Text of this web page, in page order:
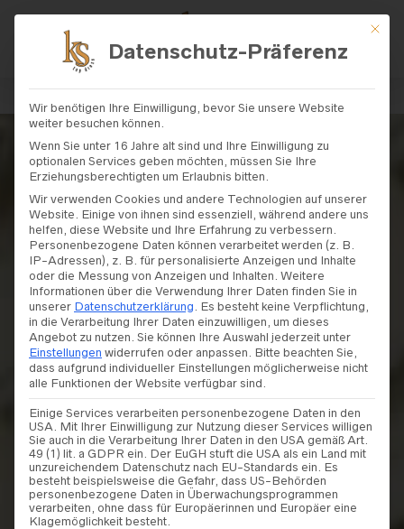
Mit
Datenschutz-Präferenz
Wir benötigen Ihre Einwilligung, bevor Sie unsere Website
weiter besuchen können.
Wenn Sie unter 16 Jahre alt sind und Ihre Einwilligung zu
optionalen Services geben möchten, müssen Sie Ihre
Erziehungsberechtigten um Erlaubnis bitten.
Wir verwenden Cookies und andere Technologien auf unserer
Website. Einige von ihnen sind essenziell, während andere uns
helfen, diese Website und Ihre Erfahrung zu verbessern.
Personenbezogene Daten können verarbeitet werden (z. B.
IP-Adressen), z. B. für personalisierte Anzeigen und Inhalte
oder die Messung von Anzeigen und Inhalten. Weitere
Informationen über die Verwendung Ihrer Daten finden Sie in
unserer Datenschutzerklärung. Es besteht keine Verpflichtung,
in die Verarbeitung Ihrer Daten einzuwilligen, um dieses
Angebot zu nutzen. Sie können Ihre Auswahl jederzeit unter
Einstellungen widerrufen oder anpassen. Bitte beachten Sie,
dass aufgrund individueller Einstellungen möglicherweise nicht
alle Funktionen der Website verfügbar sind.
Einige Services verarbeiten personenbezogene Daten in den
USA. Mit Ihrer Einwilligung zur Nutzung dieser Services willigen
Sie auch in die Verarbeitung Ihrer Daten in den USA gemäß Art.
49 (1) lit. a GDPR ein. Der EuGH stuft die USA als ein Land mit
unzureichendem Datenschutz nach EU-Standards ein. Es
besteht beispielsweise die Gefahr, dass US-Behörden
personenbezogene Daten in Überwachungsprogrammen
verarbeiten, ohne dass für Europäerinnen und Europäer eine
Klagemöglichkeit besteht.